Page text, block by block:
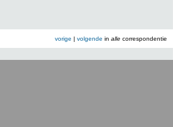
vorige | volgende in allecorrespondentie